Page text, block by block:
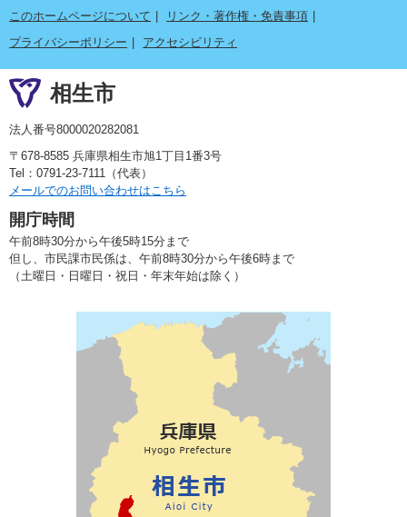
このホームページについて
リンク・著作権・免責事項
プライバシーポリシー
アクセシビリティ
相生市
法人番号8000020282081
〒678-8585 兵庫県相生市旭1丁目1番3号
Tel：0791-23-7111（代表）
メールでのお問い合わせはこちら
開庁時間
午前8時30分から午後5時15分まで
但し、市民課市民係は、午前8時30分から午後6時まで
（土曜日・日曜日・祝日・年末年始は除く）